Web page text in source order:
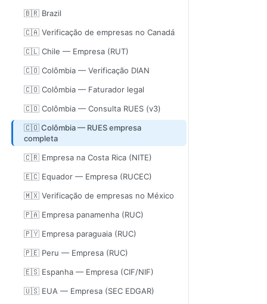
🇧🇷 Brazil
🇨🇦 Verificação de empresas no Canadá
🇨🇱 Chile — Empresa (RUT)
🇨🇴 Colômbia — Verificação DIAN
🇨🇴 Colômbia — Faturador legal
🇨🇴 Colômbia — Consulta RUES (v3)
🇨🇴 Colômbia — RUES empresa
completa
🇨🇷 Empresa na Costa Rica (NITE)
🇪🇨 Equador — Empresa (RUCEC)
🇲🇽 Verificação de empresas no México
🇵🇦 Empresa panamenha (RUC)
🇵🇾 Empresa paraguaia (RUC)
🇵🇪 Peru — Empresa (RUC)
🇪🇸 Espanha — Empresa (CIF/NIF)
🇺🇸 EUA — Empresa (SEC EDGAR)